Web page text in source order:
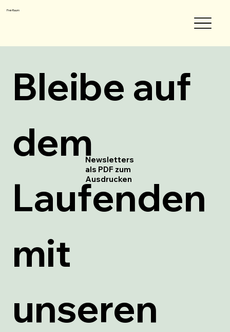
Frei-Raum
Bleibe auf
dem
Laufenden
mit
unseren
Newsletters
als PDF zum
Ausdrucken